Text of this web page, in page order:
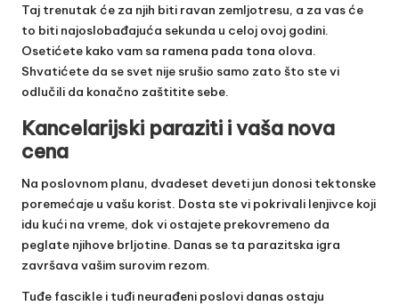
Taj trenutak će za njih biti ravan zemljotresu, a za vas će
to biti najoslobađajuća sekunda u celoj ovoj godini.
Osetićete kako vam sa ramena pada tona olova.
Shvatićete da se svet nije srušio samo zato što ste vi
odlučili da konačno zaštitite sebe.
Kancelarijski paraziti i vaša nova
cena
Na poslovnom planu, dvadeset deveti jun donosi tektonske
poremećaje u vašu korist. Dosta ste vi pokrivali lenjivce koji
idu kući na vreme, dok vi ostajete prekovremeno da
peglate njihove brljotine. Danas se ta parazitska igra
završava vašim surovim rezom.
Tuđe fascikle i tuđi neurađeni poslovi danas ostaju